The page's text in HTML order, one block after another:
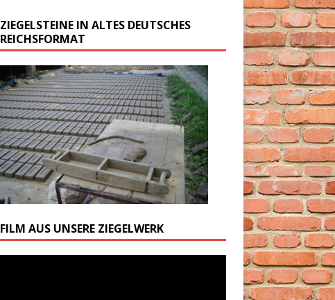
ZIEGELSTEINE IN ALTES DEUTSCHES
REICHSFORMAT
FILM AUS UNSERE ZIEGELWERK